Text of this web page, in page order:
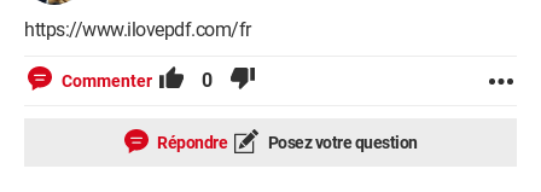
https://www.ilovepdf.com/fr
Commenter 0
Répondre Posez votre question